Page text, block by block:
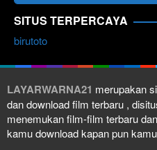
SITUS TERPERCAYA
birutoto
LAYARWARNA21 merupakan
dan download film terbaru ,
menemukan film-film terbaru
kamu download kapan pun